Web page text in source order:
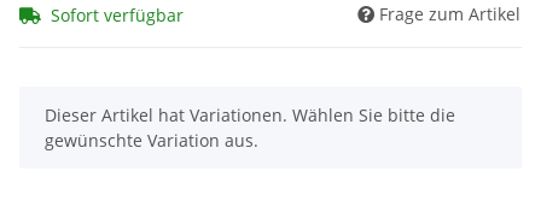
Sofort verfügbar Frage zum Artikel
x
Dieser Artikel hat Variationen. Wählen Sie bitte die
gewünschte Variation aus.